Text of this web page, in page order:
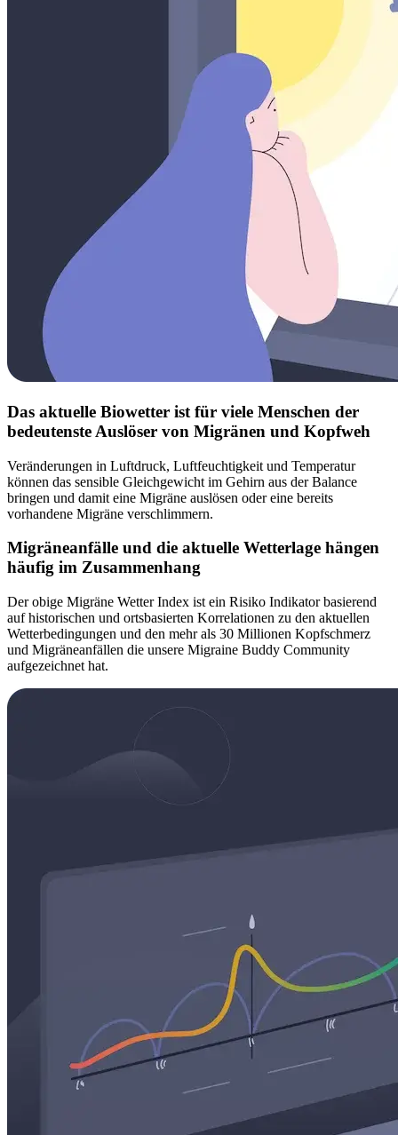
Das aktuelle Biowetter ist für viele Menschen der
bedeutenste Auslöser von Migränen und Kopfweh
Veränderungen in Luftdruck, Luftfeuchtigkeit und Temperatur
können das sensible Gleichgewicht im Gehirn aus der Balance
bringen und damit eine Migräne auslösen oder eine bereits
vorhandene Migräne verschlimmern.
Migräneanfälle und die aktuelle Wetterlage hängen
häufig im Zusammenhang
Der obige Migräne Wetter Index ist ein Risiko Indikator basierend
auf historischen und ortsbasierten Korrelationen zu den aktuellen
Wetterbedingungen und den mehr als 30 Millionen Kopfschmerz
und Migräneanfällen die unsere Migraine Buddy Community
aufgezeichnet hat.